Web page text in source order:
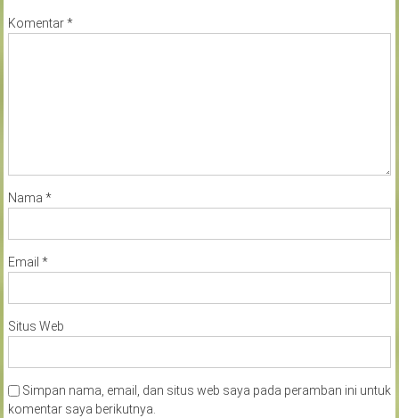
Komentar*
Nama *
Email *
Situs Web
Simpan nama, email, dan situs web saya pada peramban ini untuk
komentar saya berikutnya.